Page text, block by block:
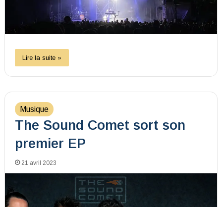
Lire la suite »
Musique
The Sound Comet sort son
premier EP
21 avril 2023